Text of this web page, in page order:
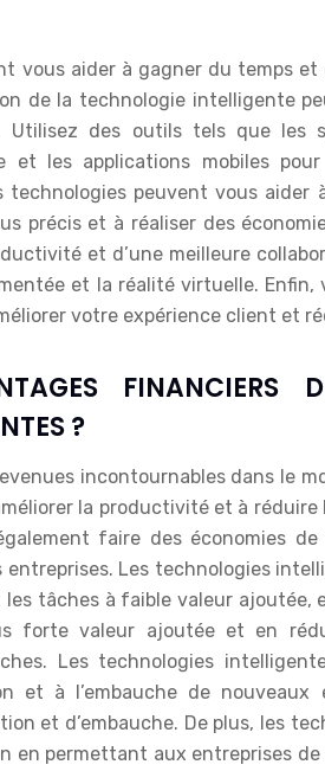
vous aider à gagner du temps et
de la technologie intelligente
Utilisez des outils tels que les
et les applications mobiles
peuvent vous aider
précis et à réaliser des
et d’une meilleure
et la réalité virtuelle. Enfin,
votre expérience client et
FINANCIERS
?
incontournables dans le
la productivité et à
faire des économies
Les technologies
tâches à faible valeur ajoutée,
forte valeur ajoutée et en
Les technologies
et à l’embauche de nouveaux
et d’embauche. De plus, les
en permettant aux entreprises de